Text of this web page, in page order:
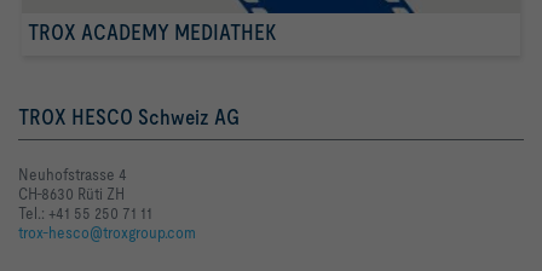
TROX ACADEMY MEDIATHEK
TROX HESCO Schweiz AG
Neuhofstrasse 4
CH-8630 Rüti ZH
Tel.: +41 55 250 71 11
trox-hesco@troxgroup.com